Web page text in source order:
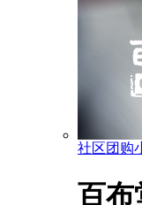
社区团购
百布